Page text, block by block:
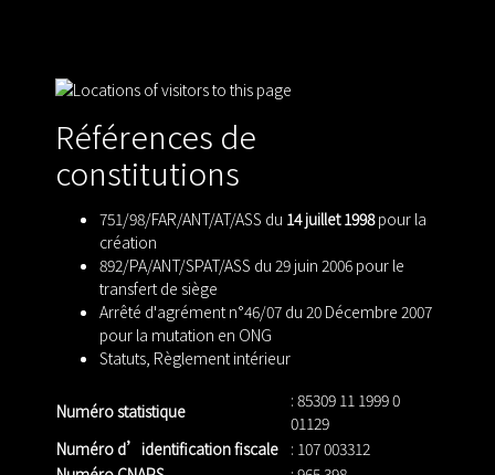
Références de
constitutions
751/98/FAR/ANT/AT/ASS du 14 juillet 1998pour la
création
892/PA/ANT/SPAT/ASS du 29 juin 2006 pour le
transfert de siège
Arrêté d'agrément n°46/07 du 20 Décembre 2007
pour la mutation en ONG
Statuts Règlement intérieur
Numéro statistique
: 85309 11 1999 0
01129
Numéro d’identification fiscale : 107 003312